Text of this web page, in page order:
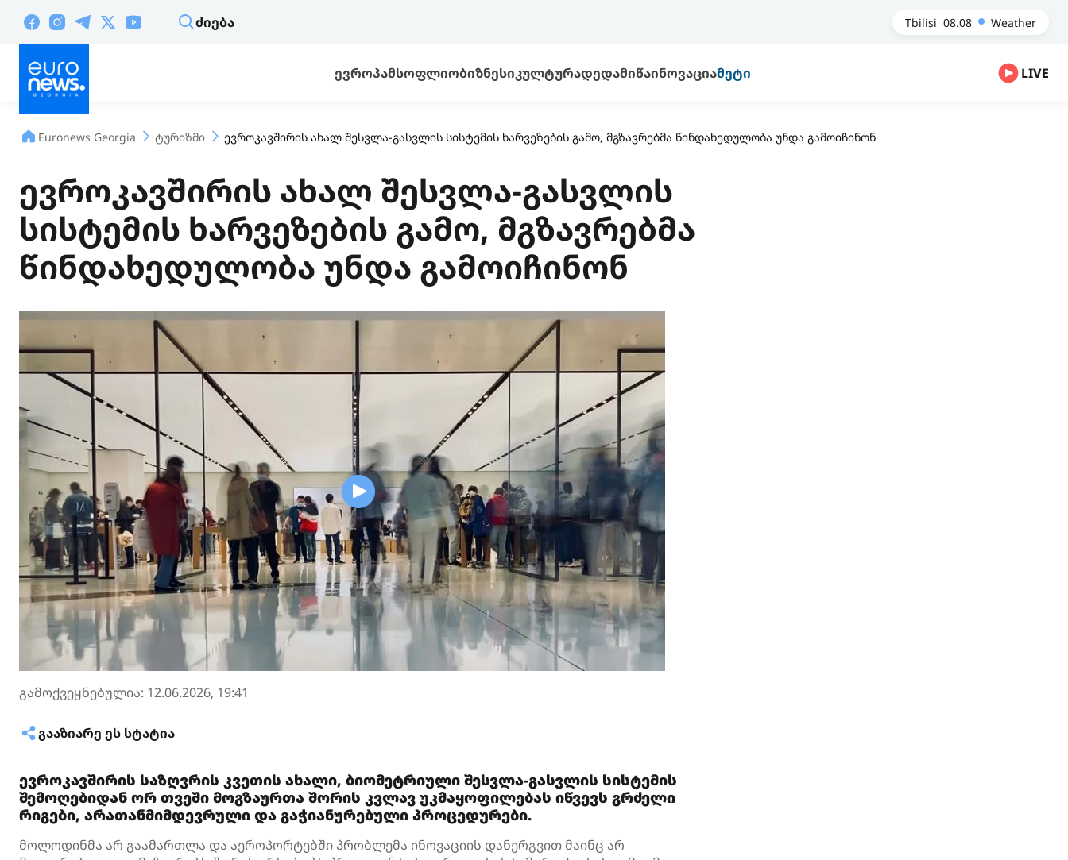
ᲫᲘᲔᲑᲐ Tbilisi 08.08 Weather
ᲔᲕᲠᲝᲞᲐᲛᲡᲝᲤᲚᲘᲝᲑᲘᲖᲜᲔᲡᲘᲙᲣᲚᲢᲣᲠᲐᲓᲔᲓᲐᲛᲘᲬᲐᲘᲜᲝᲕᲐᲪᲘᲐᲛᲔᲢᲘ LIVE
Euronews Georgia ტურიზმი ევროკავშირის ახალ შესვლა-გასვლის სისტემის ხარვეზების გამო, მგზავრებმა წინდახედულობა უნდა გამოიჩინონ
ევროკავშირის ახალ შესვლა-გასვლის
სისტემის ხარვეზების გამო, მგზავრებმა
წინდახედულობა უნდა გამოიჩინონ
გამოქვეყნებულია: 12.06.2026, 19:41
ᲒᲐᲐᲖᲘᲐᲠᲔ ᲔᲡ ᲡᲢᲐᲢᲘᲐ
ევროკავშირის საზღვრის კვეთის ახალი, ბიომეტრიული შესვლა-გასვლის სისტემის
შემოღებიდან ორ თვეში მოგზაურთა შორის კვლავ უკმაყოფილებას იწვევს გრძელი
რიგები, არათანმიმდევრული და გაჭიანურებული პროცედურები.
მოლოდინმა არ გაამართლა და აეროპორტებში პრობლემა ინოვაციის დანერგვით მაინც არ